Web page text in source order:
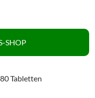
SHOP